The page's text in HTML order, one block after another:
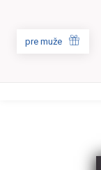
pre muže